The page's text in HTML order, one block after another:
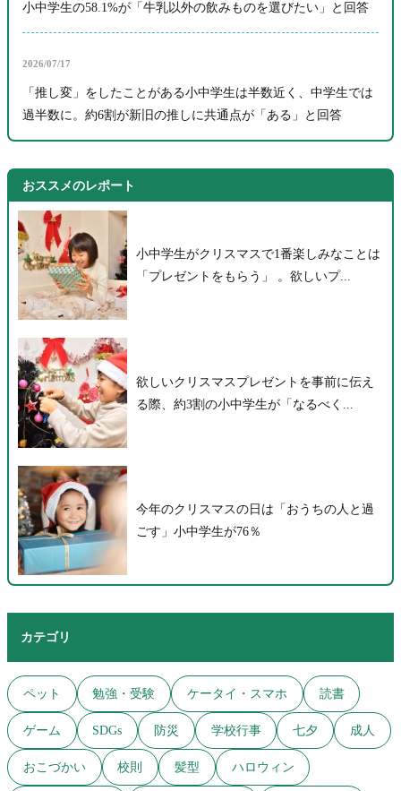
小中学生の58.1%が「牛乳以外の飲みものを選びたい」と回答
2026/07/17
「推し変」をしたことがある小中学生は半数近く、中学生では
過半数に。約6割が新旧の推しに共通点が「ある」と回答
おススメのレポート
小中学生がクリスマスで1番楽しみなことは
「プレゼントをもらう」 。欲しいプ...
欲しいクリスマスプレゼントを事前に伝え
る際、約3割の小中学生が「なるべく...
今年のクリスマスの日は「おうちの人と過
ごす」小中学生が76％
カテゴリ
ペット 勉強・受験 ケータイ・スマホ 読書
ゲーム SDGs 防災 学校行事 七夕 成人
おこづかい 校則 髪型 ハロウィン